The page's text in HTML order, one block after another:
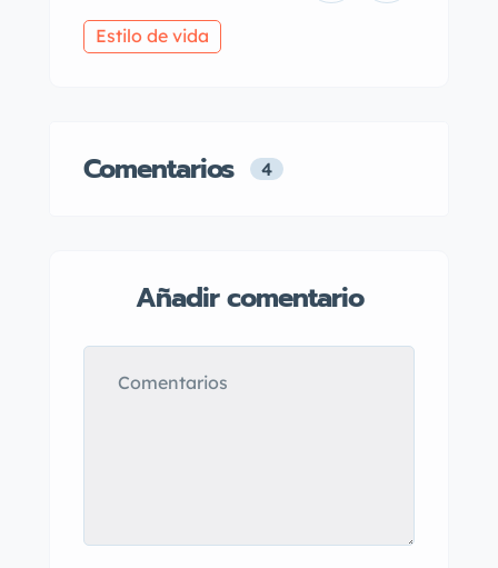
Estilo de vida
Comentarios 4
Añadir comentario